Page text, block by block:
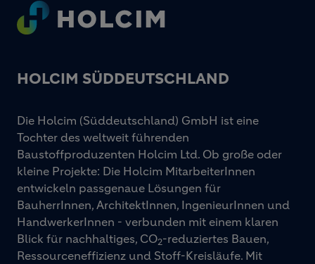
Footer
HOLCIM SÜDDEUTSCHLAND
Die Holcim (Süddeutschland) GmbH ist eine
Tochter des weltweit führenden
Baustoffproduzenten Holcim Ltd. Ob große oder
kleine Projekte: Die Holcim MitarbeiterInnen
entwickeln passgenaue Lösungen für
BauherrInnen, ArchitektInnen, IngenieurInnen und
HandwerkerInnen - verbunden mit einem klaren
Blick für nachhaltiges, CO2-reduziertes Bauen,
Ressourceneffizienz und Stoff-Kreisläufe. Mit